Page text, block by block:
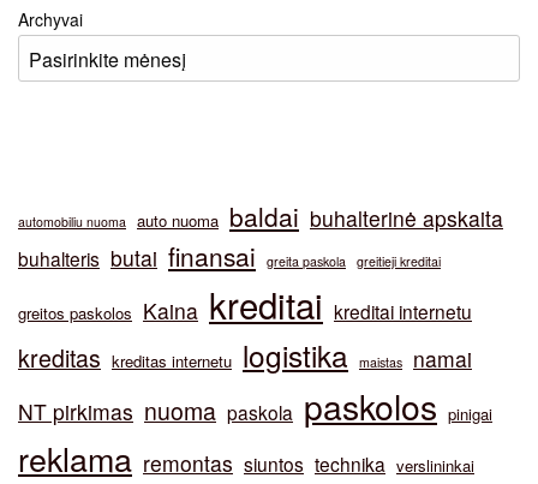
Archyvai
automobiliu nuoma auto nuoma baldai buhalterinė apskaita
buhalteris butai finansai greita paskola greitieji kreditai
greitos paskolos Kaina kreditai kreditai internetu
kreditas kreditas internetu logistika maistas
namai
NT pirkimas nuoma paskola paskolos pinigai
reklama remontas siuntos technika verslininkai